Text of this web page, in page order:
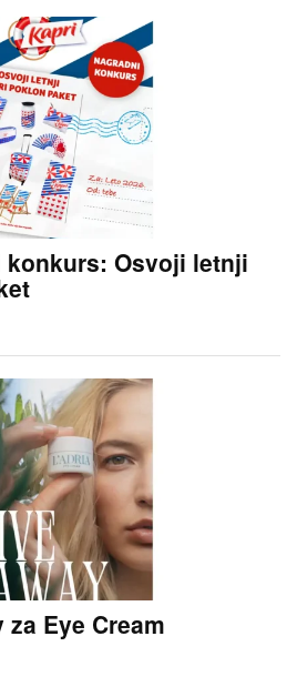
konkurs: Osvoji letnji
za Eye Cream